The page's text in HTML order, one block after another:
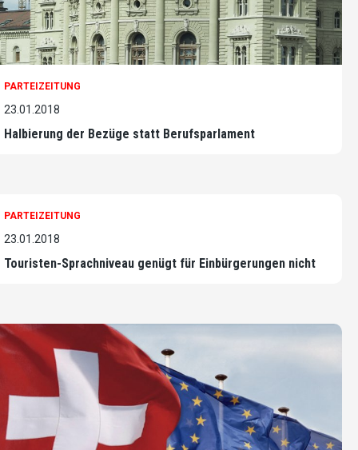
PARTEIZEITUNG
23.01.2018
Halbierung der Bezüge statt Berufsparlament
PARTEIZEITUNG
23.01.2018
Touristen-Sprachniveau genügt für Einbürgerungen nicht